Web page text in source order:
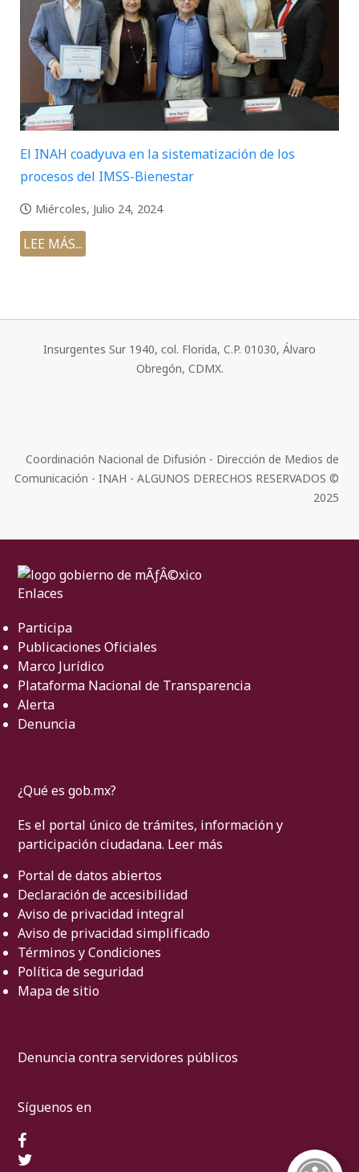
El INAH coadyuva en la sistematización de los
procesos del IMSS-Bienestar
Miércoles, Julio 24, 2024
LEE MÁS...
Insurgentes Sur 1940, col. Florida, C.P. 01030, Álvaro
Obregón, CDMX.
Coordinación Nacional de Difusión - Dirección de Medios de
Comunicación - INAH - ALGUNOS DERECHOS RESERVADOS ©
2025
Enlaces
Participa
Publicaciones Oficiales
Marco Jurídico
Plataforma Nacional de Transparencia
Alerta
Denuncia
¿Qué es gob.mx?
Es el portal único de trámites, información y
participación ciudadana. Leer más
Portal de datos abiertos
Declaración de accesibilidad
Aviso de privacidad integral
Aviso de privacidad simplificado
Términos y Condiciones
Política de seguridad
Mapa de sitio
Denuncia contra servidores públicos
Síguenos en